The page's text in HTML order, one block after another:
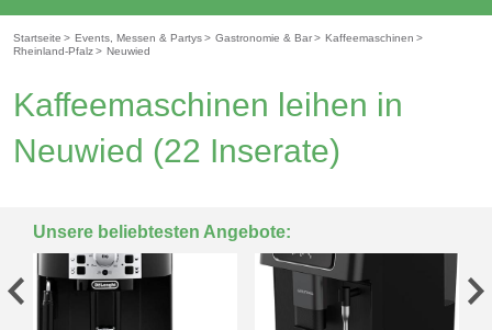
Startseite > Events, Messen & Partys> Gastronomie & Bar> Kaffeemaschinen >
Rheinland-Pfalz> Neuwied
Kaffeemaschinen leihen in
Neuwied (22 Inserate)
Unsere beliebtesten Angebote: